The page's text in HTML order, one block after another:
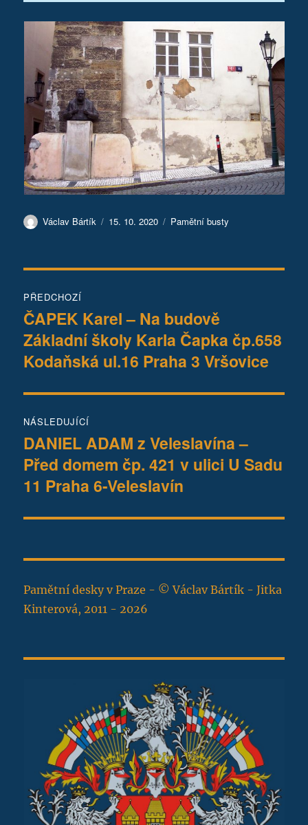
Autor:
Václav Bártík Publikováno:
15. 10. 2020 Rubriky:
Pamětní busty
pro
příspěvek
PŘEDCHOZÍ
Předchozí
příspěvek:
ČAPEK Karel – Na budově
Základní školy Karla Čapka čp.658
Kodaňská ul.16 Praha 3 Vršovice
NÁSLEDUJÍCÍ
Následující
příspěvek:
DANIEL ADAM z Veleslavína –
Před domem čp. 421 v ulici U Sadu
11 Praha 6-Veleslavín
Pamětní desky v Praze - © Václav Bártík - Jitka
Kinterová, 2011 - 2026